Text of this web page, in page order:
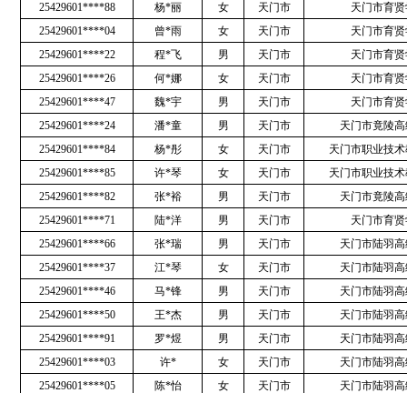
25429601****88
杨*丽 女 天门市
天门市育
25429601****04
曾*雨 女 天门市
天门市育
25429601****22
程*飞 男 天门市
天门市育
25429601****26
何*娜 女 天门市
天门市育
25429601****47
魏*宇 男 天门市
天门市育
25429601****24
潘*童 男 天门市
天门市竟陵
25429601****84
杨*彤 女 天门市
天门市职业技
25429601****85
许*琴 女 天门市
天门市职业技
25429601****82
张*裕 男 天门市
天门市竟陵
25429601****71
陆*洋 男 天门市
天门市育
25429601****66
张*瑞 男 天门市
天门市陆羽
25429601****37
江*琴 女 天门市
天门市陆羽
25429601****46
马*锋 男 天门市
天门市陆羽
25429601****50
王*杰 男 天门市
天门市陆羽
25429601****91
罗*煜 男 天门市
天门市陆羽
25429601****03
许* 女 天门市
天门市陆羽
25429601****05
陈*怡 女 天门市
天门市陆羽